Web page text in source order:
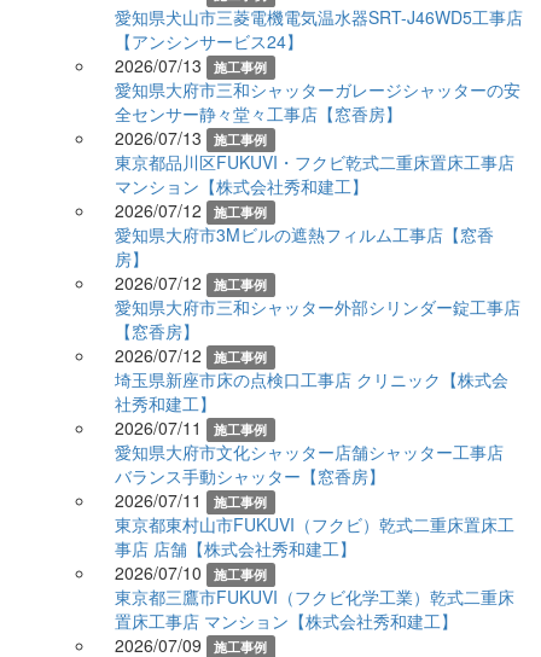
愛知県犬山市三菱電機電気温水器SRT-J46WD5工事店
【アンシンサービス24】
2026/07/13
施工事例
愛知県大府市三和シャッターガレージシャッターの安
全センサー静々堂々工事店【窓香房】
2026/07/13
施工事例
東京都品川区FUKUVI・フクビ乾式二重床置床工事店
マンション【株式会社秀和建工】
2026/07/12
施工事例
愛知県大府市3Mビルの遮熱フィルム工事店【窓香
房】
2026/07/12
施工事例
愛知県大府市三和シャッター外部シリンダー錠工事店
【窓香房】
2026/07/12
施工事例
埼玉県新座市床の点検口工事店 クリニック【株式会
社秀和建工】
2026/07/11
施工事例
愛知県大府市文化シャッター店舗シャッター工事店
バランス手動シャッター【窓香房】
2026/07/11
施工事例
東京都東村山市FUKUVI（フクビ）乾式二重床置床工
事店 店舗【株式会社秀和建工】
2026/07/10
施工事例
東京都三鷹市FUKUVI（フクビ化学工業）乾式二重床
置床工事店 マンション【株式会社秀和建工】
2026/07/09
施工事例